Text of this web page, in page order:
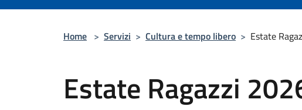
Home > Servizi > Cultura e tempo libero > Estate
Estate Ragazzi